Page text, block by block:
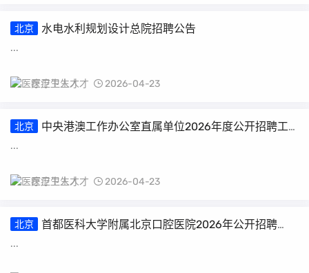
北京 水电水利规划设计总院招聘公告
...
医疗卫生人才 2026-04-23
北京
中央港澳工作办公室直属单位2026年度公开招聘工
...
医疗卫生人才 2026-04-23
北京
首都医科大学附属北京口腔医院2026年公开招聘
...